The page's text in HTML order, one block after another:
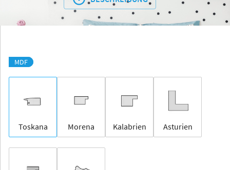
MDF
Toskana Morena Kalabrien Asturien